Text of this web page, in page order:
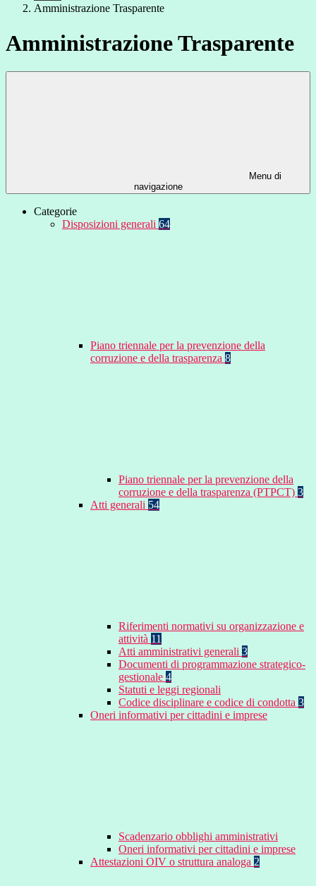
Amministrazione Trasparente
Amministrazione Trasparente
Menu di
navigazione
Categorie
Disposizioni generali 64
Piano triennale per la prevenzione della
corruzione e della trasparenza 8
Piano triennale per la prevenzione della
corruzione e della trasparenza (PTPCT) 3
Atti generali 54
Riferimenti normativi su organizzazione e
attività 11
Atti amministrativi generali 3
Documenti di programmazione strategico-
gestionale 4
Statuti e leggi regionali
Codice disciplinare e codice di condotta 3
Oneri informativi per cittadini e imprese
Scadenzario obblighi amministrativi
Oneri informativi per cittadini e imprese
Attestazioni OIV o struttura analoga 2